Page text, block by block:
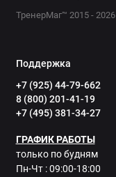
ТренерМаг™ 2015 - 2026
Поддержка
+7 (925) 44-79-662
8 (800) 201-41-19
+7 (495) 381-34-27
ГРАФИК РАБОТЫ
только по будням
Пн-Чт : 09:00-18:00